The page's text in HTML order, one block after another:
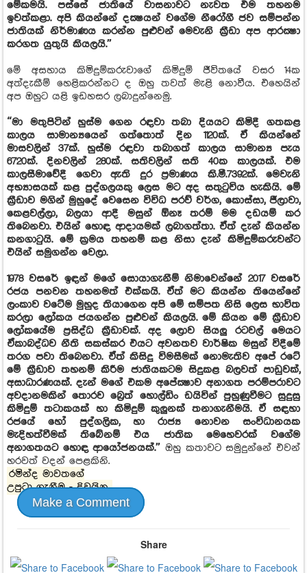
මේකමයි. පස්සේ ජාතියේ වාසනාවට නැවත එම තහනම
ඉවත්කළා. අපි කියන්නේ දක්‍ෂයන් වගේම නීරෝගී ජව සම්පන්න
ජාතියක් නිර්මාණය කරන්න පුළුවන් මෙවැනි ක්‍රීඩා අප ආරක්‍ෂා
කරගත යුතුයි කියලයි.”
මේ අසහාය කිමිදුම්කරුවාගේ කිමිදුම් ජීවිතයේ වසර 14ක
අත්දැකීම් හෙළිකරන්නට ද ඔහු තවත් මැළි නොවීය. එහෙයින්
අප ඔහුට යළි ඉඩහසර ලබාදුන්නෙමු.
“මා මතුපිටින් හුස්ම ගෙන රඳවා තබා දියයට කිමිදී ගතකළ
කාලය සාමාන්‍යයෙන් ගත්තොත් දින 1120ක්. ඒ කියන්නේ
මාසවලින් 37ක්. හුස්ම රඳවා තබාගත් කාලය සාමාන්‍ය පැය
6720ක්. දිනවලින් 280ක්. සතිවලින් සති 40ක කාලයක්. එම
කාලසීමාවේදී ගෙවා ඇති දුර ප්‍රමාණය කි.මී.7392ක්. මෙවැනි
අභ්‍යාසයක් කළ පුද්ගලයකු ලෙස මට අද සතුටුවිය හැකියි. මේ
ක්‍රීඩාව මගින් මුහුදේ වෙසෙන විවිධ පරව් වර්ග, කොස්සා, ජීලාවා,
කෙළවල්ලා, බලයා ආදී මසුන් ඕනෑ තරම් මම දඩයම් කර
තිබෙනවා. එයින් හොඳ ආදායමක් ලබාගත්තා. ඒත් දැන් කියන්න
කනගාටුයි. මේ ක්‍රමය තහනම් කළ නිසා දැන් කිමිදුම්කරුවන්ට
එයින් සමුගන්න වෙලා.
1978 වසරේ ඉඳන් මගේ සොයාගැනීම් නිමාවෙන්නේ 2017 වසරේ
රජය පනවන තහනමත් එක්කයි. ඒත් මට කියන්න තියෙන්නේ
ලංකාව වටේම මුහුද තියාගෙන අපි මේ සම්පත නිසි ලෙස භාවිත
කරලා ලෝකය ජයගන්න පුළුවන් කියලයි. මේ කියන මේ ක්‍රීඩාව
ලෝකයේම ප්‍රසිද්ධ ක්‍රීඩාවක්. අද ලොව සියලු රටවල් මෙයට
ඒකාබද්ධව නීති සකස්කර එයට අවනතව වාර්ෂික මසුන් විදීමේ
තරග පවා තිබෙනවා. ඒත් කිසිදු විමසීමක් නොමැතිව අපේ රටේ
මේ ක්‍රීඩාව තහනම් කිරීම ජාතියකටම සිදුකළ බලවත් පාඩුවක්,
අසාධාරණයක්. දැන් මගේ එකම අපේක්‍ෂාව අනාගත පරම්පරාවට
අවදානමකින් තොරව බ්‍රෙත් හොල්ඩිං ඩයිවින් පුහුණුවීමට සුදුසු
කිමිදුම් තටාකයක් හා කිමිදුම් කුලුනක් තනාගැනීමයි. ඒ සඳහා
රජයේ හෝ පුද්ගලික, හා රාජ්‍ය නොවන සංවිධානයක
මැදිහත්වීමක් තිබේනම් එය ජාතික මෙහෙවරක් වගේම
අනාගතයට හොඳ ආයෝජනයක්.” ඔහු කතාවට සමුදුන්නේ එවන්
හරවත් වදන් පෙළකිනි.
රමින්ද මාවතගේ
උපුටා ගැනීම - දිවයින
Make a Comment
Share